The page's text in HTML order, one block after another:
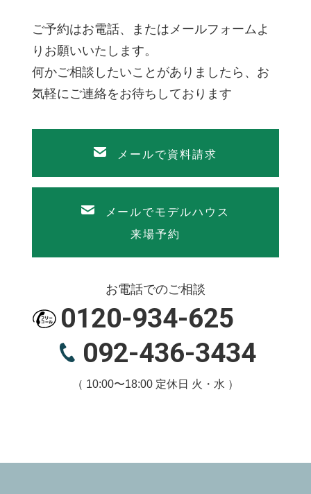
ご予約はお電話、またはメールフォームよ
りお願いいたします。
何かご相談したいことがありましたら、お
気軽にご連絡をお待ちしております
メールで資料請求
メールでモデルハウス
来場予約
お電話でのご相談
0120-934-625
092-436-3434
（ 10:00〜18:00 定休日 火・水 ）